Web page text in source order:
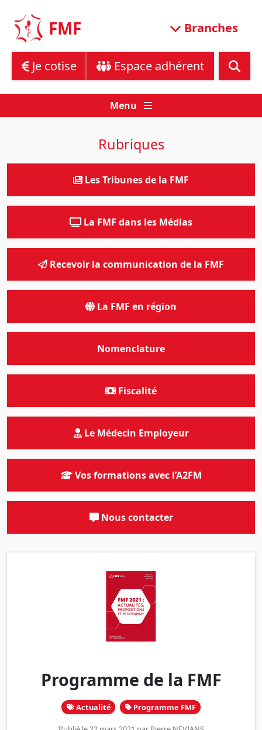
content
FMF Branches
Je cotise Espace adhérent
Menu
Programme de la FMF
Actualité Programme FMF
Rubriques
Les Tribunes de la FMF
La FMF dans les Médias
Recevoir la communication de la FMF
La FMF en région
Nomenclature
Fiscalité
Le Médecin Employeur
Vos formations avec l’A2FM
Nous contacter